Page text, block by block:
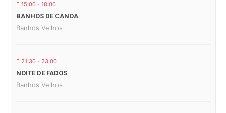
15:00 - 18:00
BANHOS DE CANOA
Banhos Velhos
21:30 - 23:00
NOITE DE FADOS
Banhos Velhos